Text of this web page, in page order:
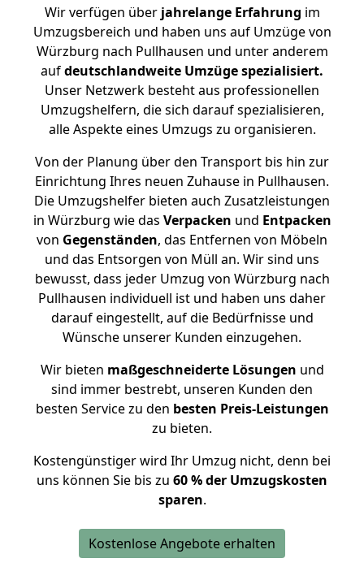
Wir verfügen überjahrelange Erfahrung im
Umzugsbereich und haben uns auf Umzüge von
Würzburg nach Pullhausen und unter anderem
aufdeutschlandweite Umzüge spezialisiert.
Unser Netzwerk besteht aus professionellen
Umzugshelfern, die sich darauf spezialisieren,
alle Aspekte eines Umzugs zu organisieren.
Von der Planung über den Transport bis hin zur
Einrichtung Ihres neuen Zuhause in Pullhausen.
Die Umzugshelfer bieten auch Zusatzleistungen
in Würzburg wie das Verpacken und Entpacken
von Gegenständen, das Entfernen von Möbeln
und das Entsorgen von Müll an. Wir sind uns
bewusst, dass jeder Umzug von Würzburg nach
Pullhausen individuell ist und haben uns daher
darauf eingestellt, auf die Bedürfnisse und
Wünsche unserer Kunden einzugehen.
Wir bieten maßgeschneiderte Lösungen und
sind immer bestrebt, unseren Kunden den
besten Service zu den besten Preis-Leistungen
zu bieten.
Kostengünstiger wird Ihr Umzug nicht, denn bei
uns können Sie bis zu 60 % der Umzugskosten
sparen.
Kostenlose Angebote erhalten